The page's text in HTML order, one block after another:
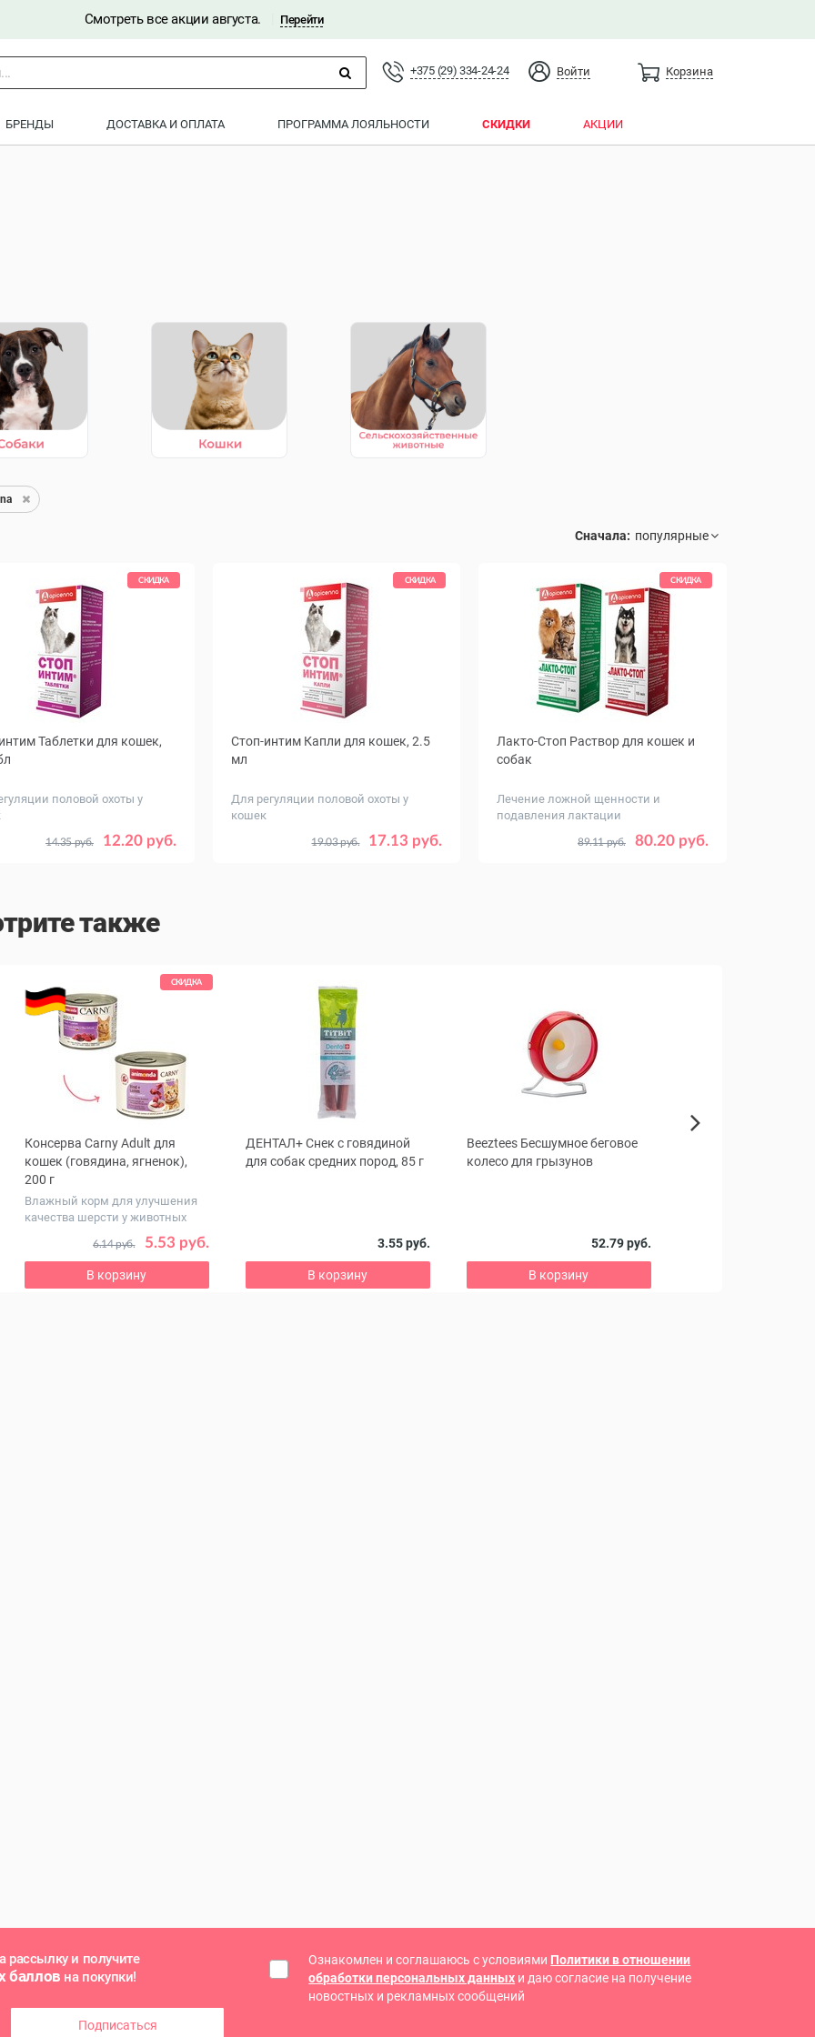
Смотреть все акции августа. Перейти
+375 (29) 334-24-24 Войти Корзина
БРЕНДЫ ДОСТАВКА И ОПЛАТА ПРОГРАММА ЛОЯЛЬНОСТИ СКИДКИ АКЦИИ
Сначала:
СКИДКА
Таблетки для кошек,
половой охоты у
12.20 руб.
14.35 руб.
СКИДКА
Стоп-интим Капли для кошек, 2.5
мл
Для регуляции половой охоты у
кошек
17.13 руб.
19.03 руб.
СКИДКА
Лакто-Стоп Раствор для кошек и
собак
Лечение ложной щенности и
подавления лактации
80.20 руб.
89.11 руб. 7 15
также
СКИДКА
Консерва Carny Adult для
кошек (говядина, ягненок),
200 г
Влажный корм для улучшения
качества шерсти у животных
5.53 руб.
6.14 руб.
В корзину
ДЕНТАЛ+ Снек с говядиной
для собак средних пород, 85 г
3.55 руб.
В корзину
Beeztees Бесшумное беговое
колесо для грызунов
52.79 руб.
В корзину
рассылку и получите
баллов на покупки!
Подписаться
Ознакомлен и соглашаюсь с условиями Политики в отношении
обработки персональных данных и даю согласие на получение
новостных и рекламных сообщений